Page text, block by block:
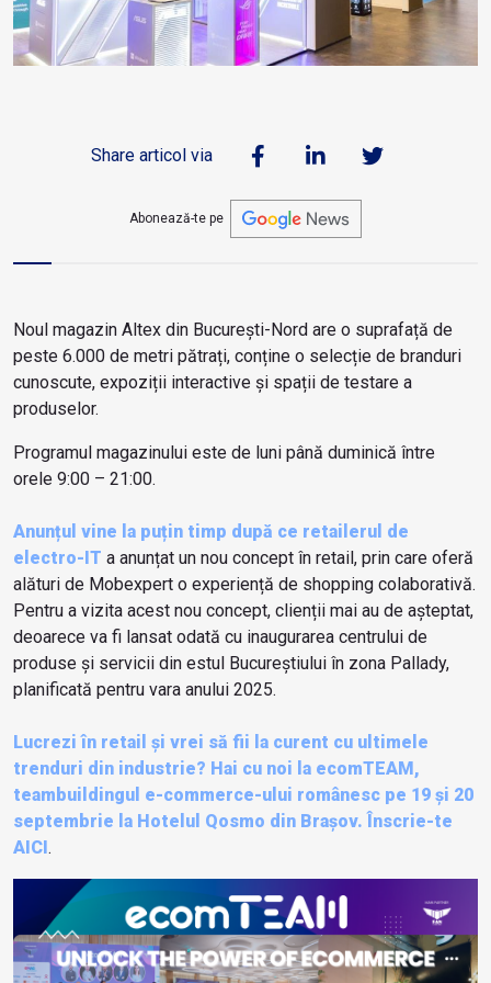
Share articol via
Abonează-te pe
Noul magazin Altex din București-Nord are o suprafață de
peste 6.000 de metri pătrați, conține o selecție de branduri
cunoscute, expoziții interactive și spații de testare a
produselor.
Programul magazinului este de luni până duminică între
orele 9:00 – 21:00.
Anunțul vine la puțin timp după ce retailerul de
electro-IT a anunțat un nou concept în retail, prin care oferă
alături de Mobexpert o experiență de shopping colaborativă.
Pentru a vizita acest nou concept, clienții mai au de așteptat,
deoarece va fi lansat odată cu inaugurarea centrului de
produse și servicii din estul Bucureștiului în zona Pallady,
planificată pentru vara anului 2025.
Lucrezi în retail și vrei să fii la curent cu ultimele
trenduri din industrie? Hai cu noi la ecomTEAM,
teambuildingul e-commerce-ului românesc pe 19 și 20
septembrie la Hotelul Qosmo din Brașov. Înscrie-te
AICI.